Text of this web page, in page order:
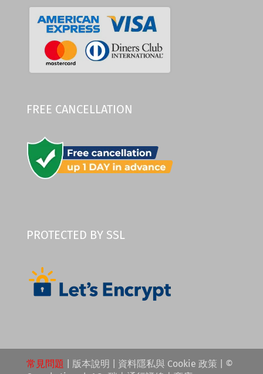
FREE CANCELLATION
PROTECTED BY SSL
常見問題 版本說明 資料隱私與 Cookie 政策 | ©